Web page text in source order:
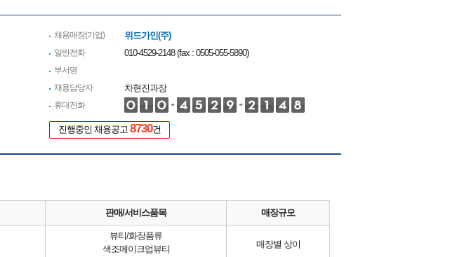
채용매장(기업) 위드가인(주)
일반전화 010-4529-2148 (fax : 0505-055-5890)
부서명
채용담당자
차현진과장
휴대전화
진행중인 채용공고 8730건
판매/서비스품목 매장규모
뷰티/화장품류
색조메이크업뷰티
매장별 상이